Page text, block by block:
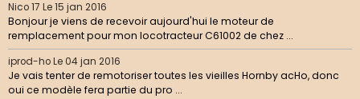
Nico 17 Le 15 jan 2016
Bonjour je viens de recevoir aujourd'hui le moteur de
remplacement pour mon locotracteur C61002 de chez ...
iprod-hoLe 04 jan 2016
Je vais tenter de remotoriser toutes les vieilles Hornby acHo, donc
oui ce modèle fera partie du pro ...